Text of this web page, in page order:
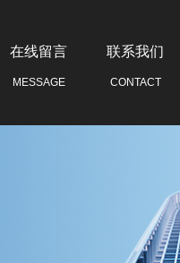
在线留言
MESSAGE
联系我们
CONTACT